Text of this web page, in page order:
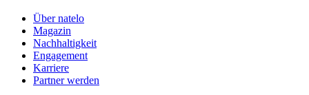
Über natelo
Magazin
Nachhaltigkeit
Engagement
Karriere
Partner werden